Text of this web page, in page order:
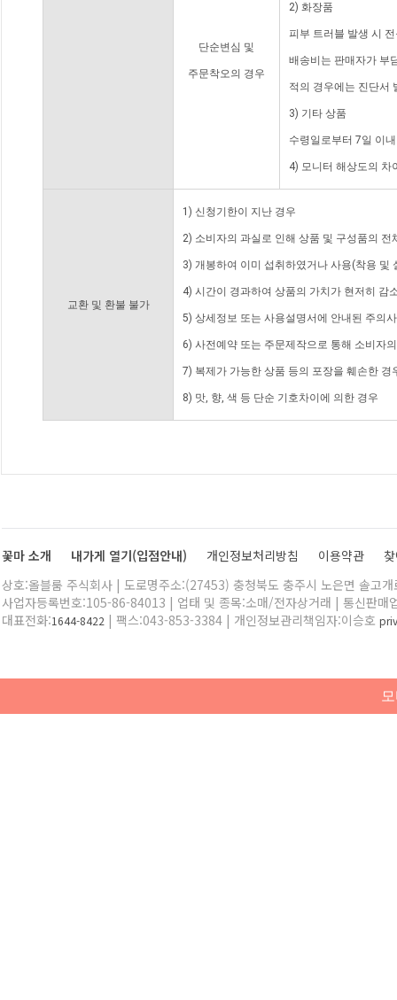
단순변심 및
주문착오의 경우
2) 화장품
피부 트러블 발생 시
배송비는 판매자가 부
적의 경우에는 진단서
3) 기타 상품
수령일로부터 7일 이
4) 모니터 해상도의 차
교환 및 환불 불가
1) 신청기한이 지난 경우
2) 소비자의 과실로 인해 상품 및 구성품의
3) 개봉하여 이미 섭취하였거나 사용(착용 및
4) 시간이 경과하여 상품의 가치가 현저히 감
5) 상세정보 또는 사용설명서에 안내된 주의
6) 사전예약 또는 주문제작으로 통해 소비자
7) 복제가 가능한 상품 등의 포장을 훼손한 경
8) 맛, 향, 색 등 단순 기호차이에 의한 경우
꽃마 소개 내가게 열기(입점안내) 개인정보처리방침 이용약관
상호:올블룸 주식회사 | 도로명주소:(27453) 충청북도 충주시 노은면 솔고
사업자등록번호:105-86-84013 | 업태 및 종목:소매/전자상거래 | 통신판매
대표전화:1644-8422 | 팩스:043-853-3384 | 개인정보관리책임자:이승호